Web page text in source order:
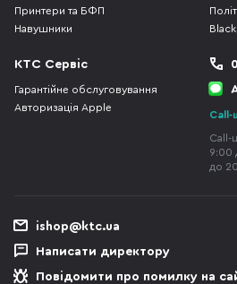
Принтери та БФП
Навушники
КТС Сервіс
Гарантійне обслуговування
Авторизація Apple
Call-
Call-
9:00
до
ishop@ktc.ua
Написати директору
Повідомити про помилку на